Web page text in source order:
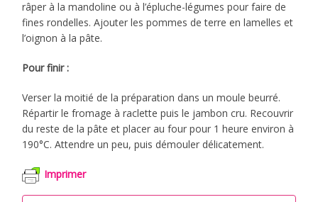
râper à la mandoline ou à l’épluche-légumes pour faire de
fines rondelles. Ajouter les pommes de terre en lamelles et
l’oignon à la pâte.
Pour finir :
Verser la moitié de la préparation dans un moule beurré.
Répartir le fromage à raclette puis le jambon cru. Recouvrir
du reste de la pâte et placer au four pour 1 heure environ à
190°C. Attendre un peu, puis démouler délicatement.
Imprimer